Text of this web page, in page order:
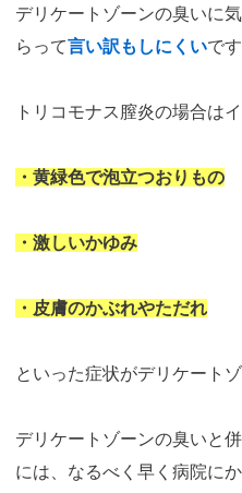
デリケートゾーンの臭いに
らって言い訳もしにくいで
トリコモナス膣炎の場合は
・黄緑色で泡立つおりもの
・激しいかゆみ
・皮膚のかぶれやただれ
といった症状がデリケート
デリケートゾーンの臭いと
には、なるべく早く病院に